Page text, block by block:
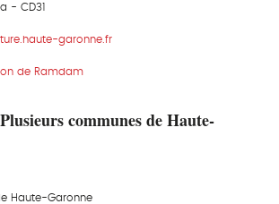
- CD31
garonne.fr
de Ramdam
communes de Haute-
Haute-Garonne